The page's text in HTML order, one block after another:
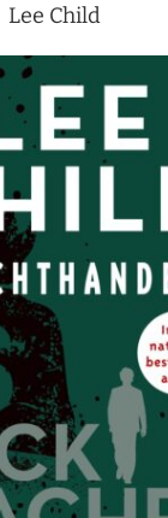
Lee Child